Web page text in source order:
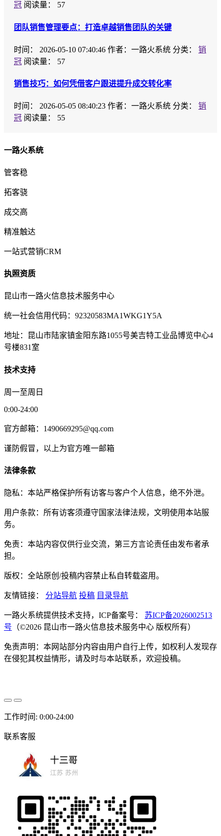
冠 阅读量： 57
团队销售管理要点：打造卓越销售团队的关键
时间： 2026-05-10 07:40:46 作者：一路火系统 分类： 销
冠 阅读量： 57
销售技巧：如何凭借客户跟进提升成交转化率
时间： 2026-05-05 08:40:23 作者：一路火系统 分类： 销
冠 阅读量： 55
一路火系统
管客稳
拓客骁
成交高
精准触达
一站式营销CRM
执照资质
昆山市一路火信息技术服务中心
统一社会信用代码：92320583MA1WKG1Y5A
地址：昆山市陆家镇金阳东路1055号美吉特工业品博览中心4
号楼831室
技术支持
周一至周日
0:00-24:00
官方邮箱：1490669295@qq.com
谨防假冒，以上为官方唯一邮箱
法律条款
隐私：本站严格保护所有访客与客户个人信息，绝不外泄。
用户条款：所有访客须遵守国家法律法规，文明使用本站服
务。
免责：本站内容仅供行业交流，第三方言论责任由发布者承
担。
版权：全站原创/投稿内容禁止私自转载盗用。
友情链接： 分站导航 投稿 目录导航
一路火系统提供技术支持，ICP备案号： 苏ICP备2026002513
号 （©2026 昆山市一路火信息技术服务中心 版权所有）
免责声明：本网站部分内容由用户自行上传，如权利人发现存
在侵犯其权益情形，请及时与本站联系，欢迎投稿。
工作时间: 0:00-24:00
联系客服